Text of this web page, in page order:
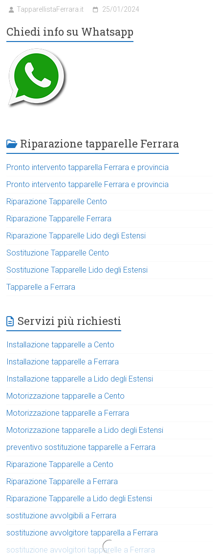
TapparellistaFerrara.it 25/01/2024
Chiedi info su Whatsapp
Riparazione tapparelle Ferrara
Pronto intervento tapparella Ferrara e provincia
Pronto intervento tapparelle Ferrara e provincia
Riparazione Tapparelle Cento
Riparazione Tapparelle Ferrara
Riparazione Tapparelle Lido degli Estensi
Sostituzione Tapparelle Cento
Sostituzione Tapparelle Lido degli Estensi
Tapparelle a Ferrara
Servizi più richiesti
Installazione tapparelle a Cento
Installazione tapparelle a Ferrara
Installazione tapparelle a Lido degli Estensi
Motorizzazione tapparelle a Cento
Motorizzazione tapparelle a Ferrara
Motorizzazione tapparelle a Lido degli Estensi
preventivo sostituzione tapparelle a Ferrara
Riparazione Tapparelle a Cento
Riparazione Tapparelle a Ferrara
Riparazione Tapparelle a Lido degli Estensi
sostituzione avvolgibili a Ferrara
sostituzione avvolgitore tapparella a Ferrara
sostituzione avvolgitori tapparelle a Ferrara